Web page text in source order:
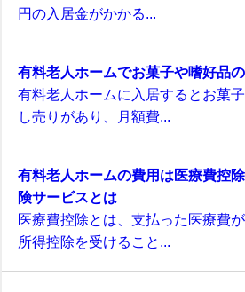
円の入居金がかかる...
有料老人ホームでお菓子や嗜好品
有料老人ホームに入居するとお菓
し売りがあり、月額費...
有料老人ホームの費用は医療費控
険サービスとは
医療費控除とは、支払った医療費
所得控除を受けること...